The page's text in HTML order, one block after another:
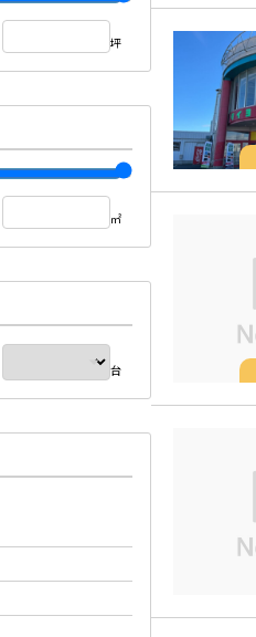
坪
㎡
台